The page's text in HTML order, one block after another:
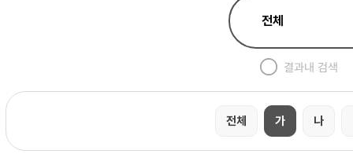
결과내 검색
전체 가 나